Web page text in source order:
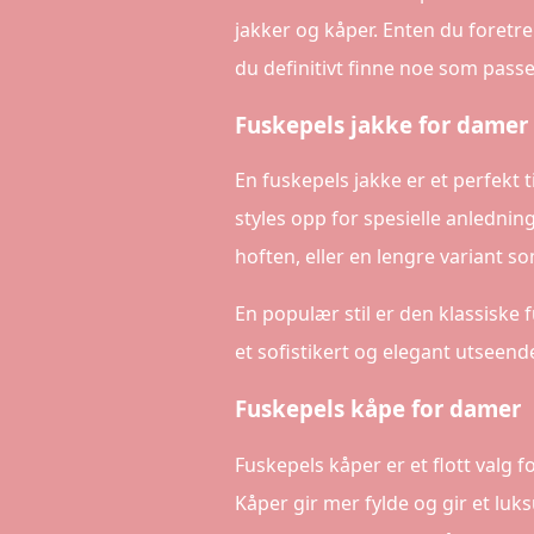
jakker og kåper. Enten du
du definitivt finne noe som
Fuskepels jakke for damer
En fuskepels jakke er et perfekt
styles opp for spesielle
hoften, eller en lengre variant
En populær stil er den klassiske
et sofistikert og elegant
Fuskepels kåpe for damer
Fuskepels kåper er et flott valg
Kåper gir mer fylde og gir et